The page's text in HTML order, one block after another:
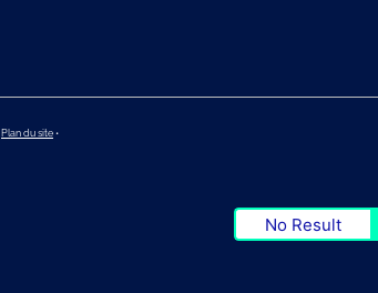
Plan du site •
No Result